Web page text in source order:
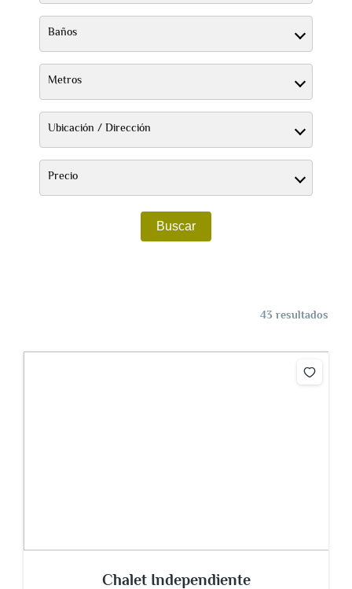
Baños
Metros
Ubicación / Dirección
Precio
Buscar
43 resultados
Chalet Independiente